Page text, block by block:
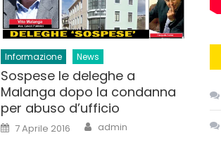
Informazione News
Sospese le deleghe a
Malanga dopo la condanna
per abuso d’ufficio
Posted
on
7 Aprile 2016 Author
admin